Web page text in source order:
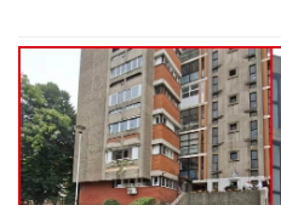
pripalo